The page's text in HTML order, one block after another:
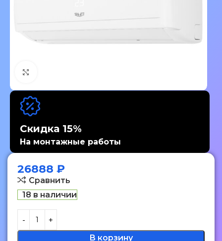
Скидка 15%
На монтажные работы
26888 ₽
Сравнить
18 в наличии
В корзину